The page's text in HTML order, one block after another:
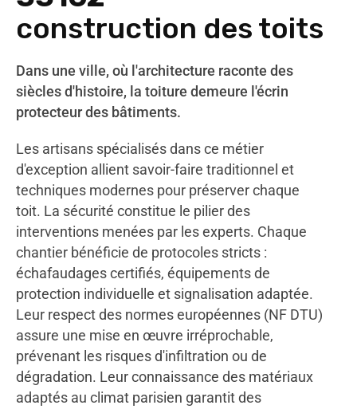
construction des toits
Dans une ville, où l'architecture raconte des
siècles d'histoire, la toiture demeure l'écrin
protecteur des bâtiments.
Les artisans spécialisés dans ce métier
d'exception allient savoir-faire traditionnel et
techniques modernes pour préserver chaque
toit. La sécurité constitue le pilier des
interventions menées par les experts. Chaque
chantier bénéficie de protocoles stricts :
échafaudages certifiés, équipements de
protection individuelle et signalisation adaptée.
Leur respect des normes européennes (NF DTU)
assure une mise en œuvre irréprochable,
prévenant les risques d'infiltration ou de
dégradation. Leur connaissance des matériaux
adaptés au climat parisien garantit des